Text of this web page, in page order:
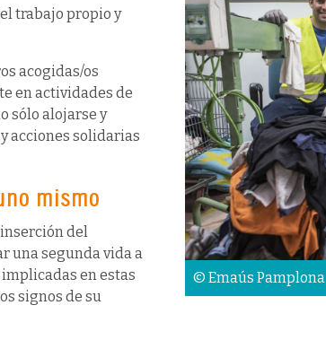
trabajo propio y
acogidas/os
en actividades de
sólo alojarse y
acciones solidarias
mismo
del
una segunda vida a
en estas
signos de su
© Emaús Pamplona